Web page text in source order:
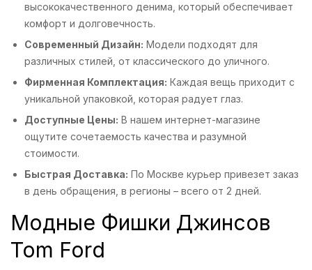
высококачественного денима, который обеспечивает
комфорт и долговечность.
Современный Дизайн: Модели подходят для
различных стилей, от классического до уличного.
Фирменная Комплектация: Каждая вещь приходит с
уникальной упаковкой, которая радует глаз.
Доступные Цены: В нашем интернет-магазине
ощутите сочетаемость качества и разумной
стоимости.
Быстрая Доставка: По Москве курьер привезет заказ
в день обращения, в регионы – всего от 2 дней.
Модные Фишки Джинсов
Tom Ford